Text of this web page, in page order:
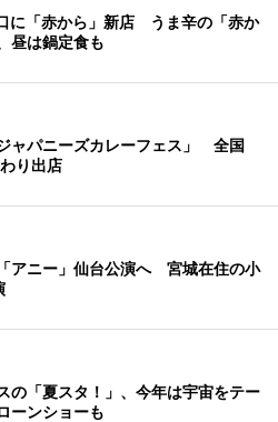
に「赤から」新店 うま辛の「赤か
昼は鍋定食も
ャパニーズカレーフェス」 全国
り出店
アニー」仙台公演へ 宮城在住の小
の「夏スタ！」、今年は宇宙をテー
ーンショーも